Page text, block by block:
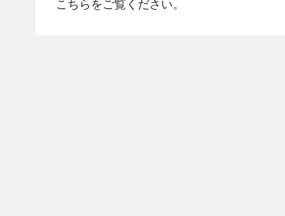
こちらをご覧ください。